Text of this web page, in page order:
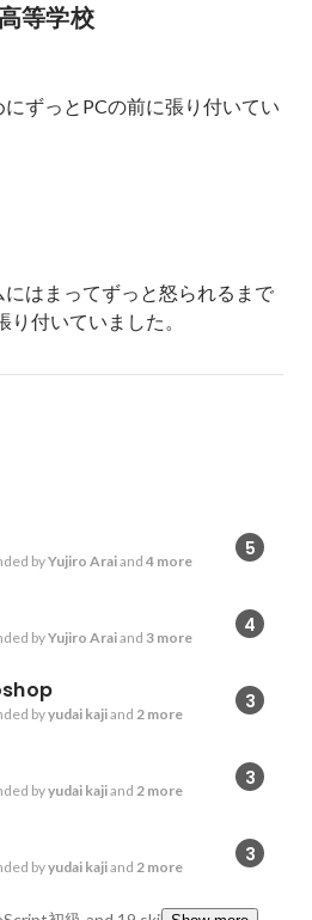
等学校
ずっとPCの前に張り付いてい
はまってずっと怒られるまで
り付いていました。
5
byYujiro Araiand 4 more
4
byYujiro Araiand 3 more
3
byyudai kajiand 2 more
3
byyudai kajiand 2 more
3
byyudai kajiand 2 more